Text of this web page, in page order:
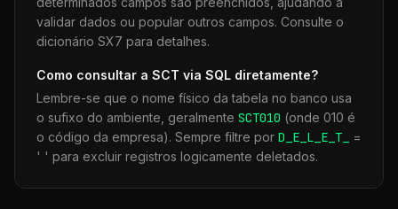
validar dados ou popular outros campos. Consulte o
dicionário SX7 para detalhes.
Como consultar a SCT via SQL diretamente?
Lembre-se que o nome físico da tabela no banco usa
o sufixo do ambiente, geralmente SCT010 (onde 010 é
o código da empresa). Sempre filtre por D_E_L_E_T_
=
' ' para excluir registros logicamente deletados.